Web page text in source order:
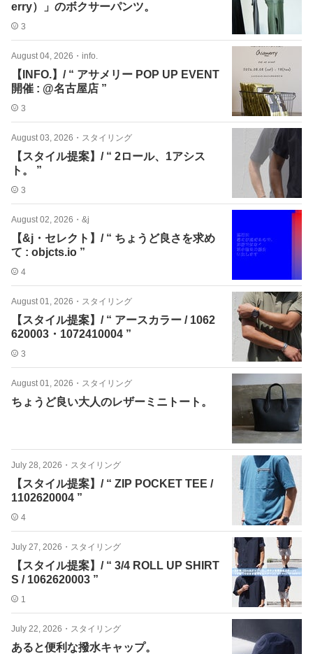
erry）」のボクサーパンツ。
3
August 04, 2026 ・ info.
【INFO.】/ “ アサメリー POP UP EVENT
開催 : @名古屋店 ”
3
August 03, 2026 ・ スタイリング
【スタイル提案】/ “ 2ロール、1アシス
ト。 ”
3
August 02, 2026 ・ &j
【&j・セレクト】/ “ ちょうど良さを求め
て : objcts.io ”
4
August 01, 2026 ・ スタイリング
【スタイル提案】/ “ アースカラー / 1062
620003・1072410004 ”
3
August 01, 2026 ・ スタイリング
ちょうど良い大人のレザーミニトート。
July 28, 2026 ・ スタイリング
【スタイル提案】/ “ ZIP POCKET TEE /
1102620004 ”
4
July 27, 2026 ・ スタイリング
【スタイル提案】/ “ 3/4 ROLL UP SHIRT
S / 1062620003 ”
1
July 22, 2026 ・ スタイリング
あると便利な撥水キャップ。